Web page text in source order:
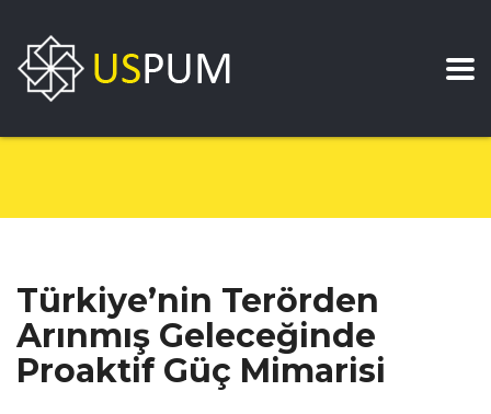
Türkiye’nin Terörden
Arınmış Geleceğinde
Proaktif Güç Mimarisi